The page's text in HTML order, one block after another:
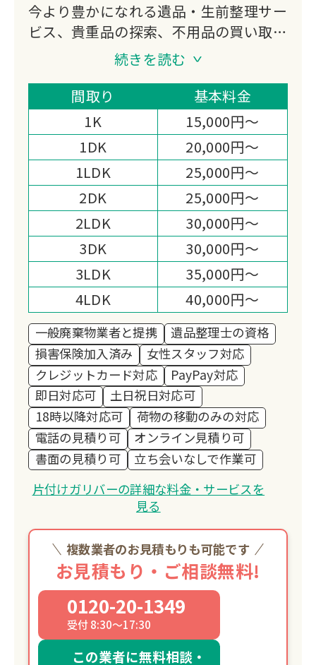
今より豊かになれる遺品・生前整理サー
ビス、貴重品の探索、不用品の買い取
り、特殊清掃、ゴミ屋敷対応などをご提
供する会社になります。
私たち片付けガリバーは「日本一真面目
な遺品整理業者｣である事を宣言しま
す。
続きを読む
間取り
基本料金
1K
15,000円～
1DK
20,000円～
1LDK
25,000円～
2DK
25,000円～
2LDK
30,000円～
3DK
30,000円～
3LDK
35,000円～
4LDK
40,000円～
一般廃棄物業者と提携
遺品整理士の資格
損害保険加入済み
女性スタッフ対応
クレジットカード対応
PayPay対応
即日対応可
土日祝日対応可
18時以降対応可
荷物の移動のみの対応
電話の見積り可
オンライン見積り可
書面の見積り可
立ち会いなしで作業可
片付けガリバーの詳細な料金・サービスを
見る
複数業者のお見積もりも可能です
お見積もり・ご相談無料!
0120-20-1349
受付 8:30～17:30
この業者に無料相談・